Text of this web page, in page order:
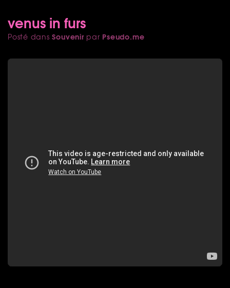
venus in furs
Posté dansSouvenirpar Pseudo.me